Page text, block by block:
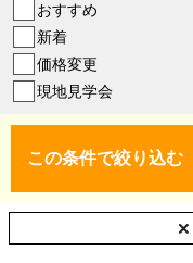
おすすめ
新着
価格変更
現地見学会
この条件で絞り込む